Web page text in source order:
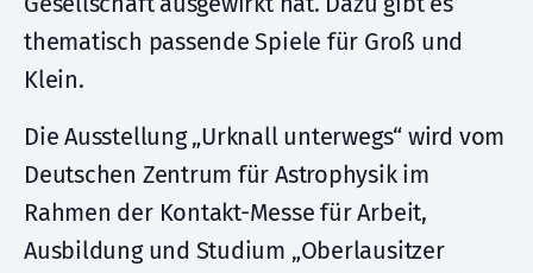
thematisch passende Spiele für Groß und
Klein.
Die Ausstellung „Urknall unterwegs“ wird vom
Deutschen Zentrum für Astrophysik im
Rahmen der Kontakt-Messe für Arbeit,
Ausbildung und Studium „Oberlausitzer